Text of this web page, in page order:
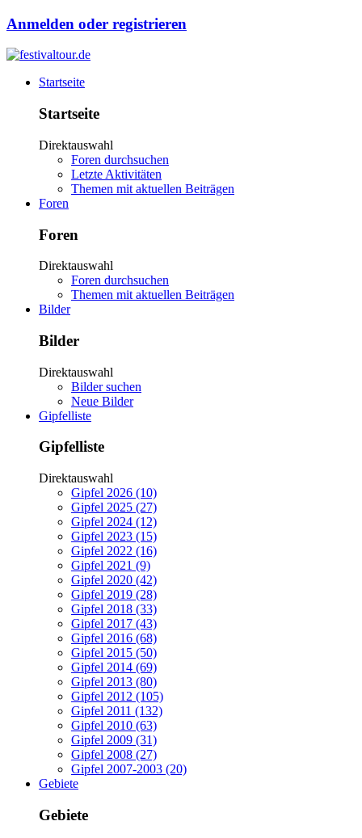
Anmelden oder registrieren
Startseite
Startseite
Direktauswahl
Foren durchsuchen
Letzte Aktivitäten
Themen mit aktuellen Beiträgen
Foren
Foren
Direktauswahl
Foren durchsuchen
Themen mit aktuellen Beiträgen
Bilder
Bilder
Direktauswahl
Bilder suchen
Neue Bilder
Gipfelliste
Gipfelliste
Direktauswahl
Gipfel 2026 (10)
Gipfel 2025 (27)
Gipfel 2024 (12)
Gipfel 2023 (15)
Gipfel 2022 (16)
Gipfel 2021 (9)
Gipfel 2020 (42)
Gipfel 2019 (28)
Gipfel 2018 (33)
Gipfel 2017 (43)
Gipfel 2016 (68)
Gipfel 2015 (50)
Gipfel 2014 (69)
Gipfel 2013 (80)
Gipfel 2012 (105)
Gipfel 2011 (132)
Gipfel 2010 (63)
Gipfel 2009 (31)
Gipfel 2008 (27)
Gipfel 2007-2003 (20)
Gebiete
Gebiete